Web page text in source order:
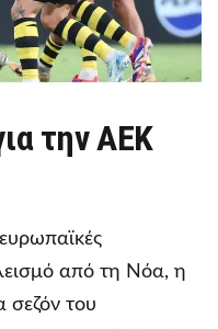
την ΑΕΚ
από τη Νόα, η
σεζόν του